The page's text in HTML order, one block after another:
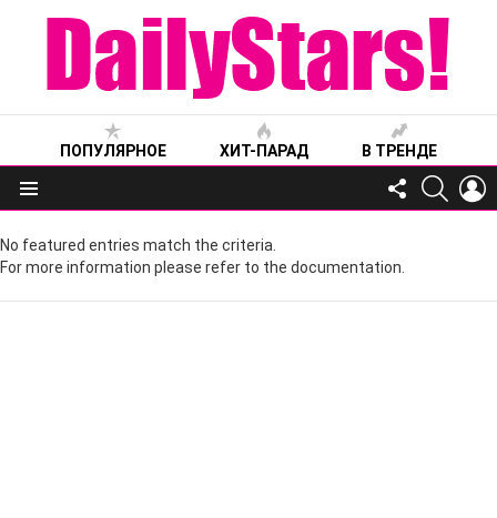
ПОПУЛЯРНОЕ ХИТ-ПАРАД В ТРЕНДЕ
Меню
FOLLOW
US
No featured entries match the criteria.
For more information please refer to the documentation.